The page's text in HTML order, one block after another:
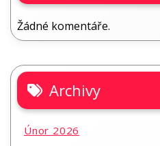
Žádné komentáře.
Archivy
Únor 2026